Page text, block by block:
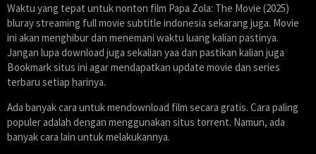
Waktu yang tepat untuk nonton film Papa Zola: The Movie (2025)
bluray streaming full movie subtitle indonesia sekarang juga. Movie
ini akan menghibur dan menemani waktu luang kalian pastinya.
Jangan lupa download juga sekalian yaa dan pastikan kalian juga
Bookmark situs ini agar mendapatkan update movie dan series
terbaru setiap harinya.
Ada banyak cara untuk mendownload film secara gratis. Cara paling
populer adalah dengan menggunakan situs torrent. Namun, ada
banyak cara lain untuk melakukannya.